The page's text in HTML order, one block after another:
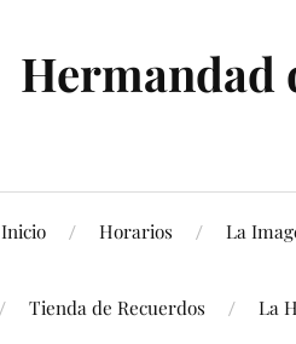
Hermandad
Inicio Horarios La
Tienda de Recuerdos La